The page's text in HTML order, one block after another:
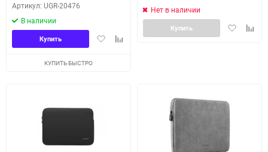
Артикул: UGR-20476
В наличии
ДобавитьДобавить
Купить
КУПИТЬ БЫСТРО
Нет в наличии
Добавить
Купить